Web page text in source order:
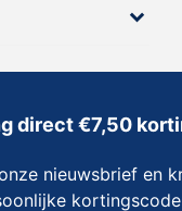
direct €7,50
nieuwsbrief en
kortingscode